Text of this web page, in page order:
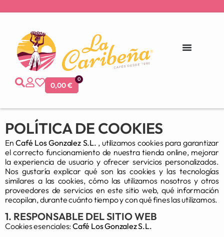
0,00€
0
POLÍTICA DE COOKIES
EnCafé Los Gonzalez S.L. , utilizamos cookies para garantizar
el correcto funcionamiento de nuestra tienda online, mejorar
la experiencia de usuario y ofrecer servicios personalizados.
Nos gustaría explicar qué son las cookies y las tecnologías
similares a las cookies, cómo las utilizamos nosotros y otros
proveedores de servicios en este sitio web, qué información
recopilan, durante cuánto tiempo y con qué fines las utilizamos.
1. RESPONSABLE DEL SITIO WEB
Cookies esenciales: Café Los Gonzalez S.L.